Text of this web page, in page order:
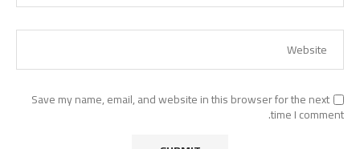
Save my name, email, and website in this browser for the next
time I comment.